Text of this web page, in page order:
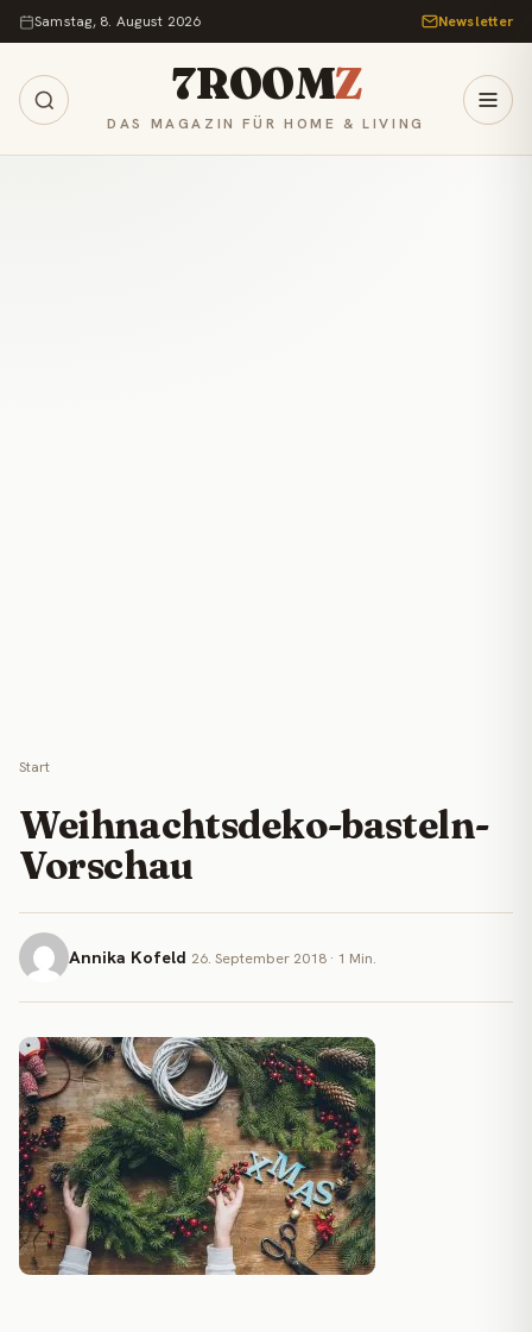
Zum Inhalt springen
Samstag, 8. August 2026 Newsletter
7ROOMZ
DAS MAGAZIN FÜR HOME & LIVING
Start
Weihnachtsdeko-basteln-
Vorschau
Annika Kofeld 26. September 2018 · 1 Min.